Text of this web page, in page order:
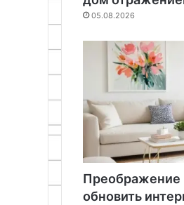
05.08.2026
Преображение
обновить